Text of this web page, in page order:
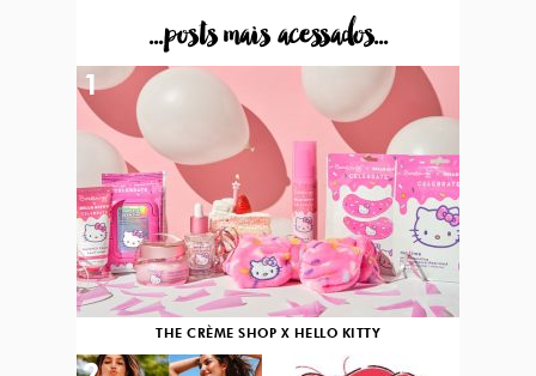
...posts mais acessados...
THE CRÈME SHOP X HELLO KITTY
1